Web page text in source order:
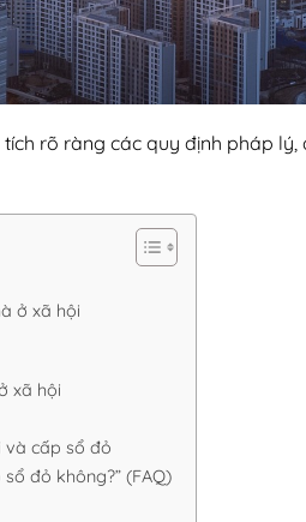
rõ ràng các quy định pháp lý,
ở xã hội
xã hội
và cấp sổ đỏ
đỏ không?” (FAQ)